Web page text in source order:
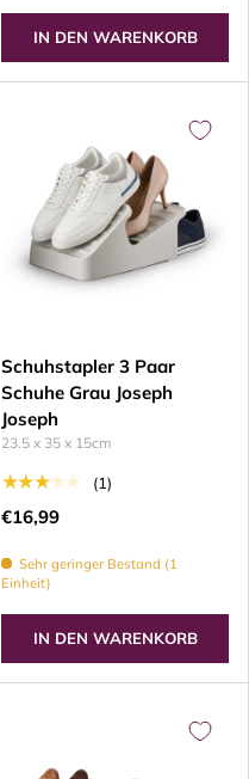
IN DEN WARENKORB
Schuhstapler 3 Paar
Schuhe Grau Joseph
Joseph
23.5 x 35 x 15cm
★★★★★ (1)
€16,99
Sehr geringer Bestand (1
Einheit)
IN DEN WARENKORB